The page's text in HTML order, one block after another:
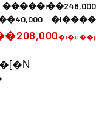
�����i��248,000
�l����
�i�ō��j